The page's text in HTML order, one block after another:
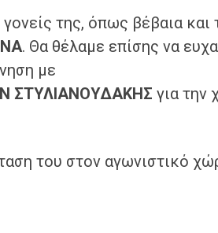
της, όπως βέβαια και
. Θα θέλαμε επίσης να
με
ΣΤΥΛΙΑΝΟΥΔΑΚΗΣ για την
του στον αγωνιστικό